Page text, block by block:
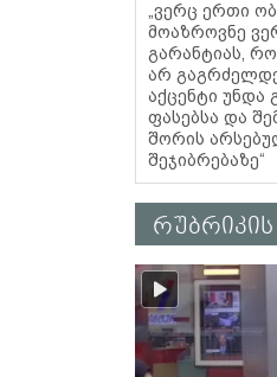
„ვერც ერთი
მოაზროვნე
გარანტიას,
არ
აქცენტი უნდა
ფასებსა და
შორის
შეჯიბრებაზე“
რუბრიკის